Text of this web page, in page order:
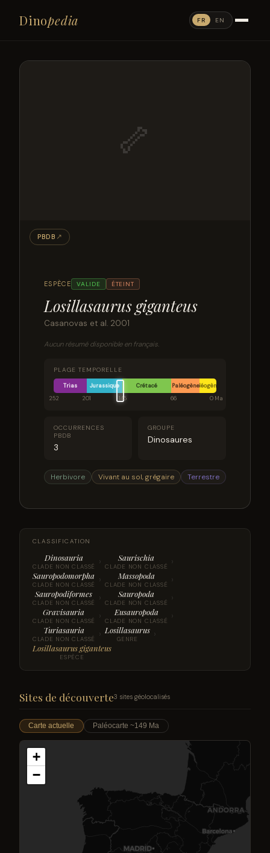
Dinopedia FR EN
ESPÈCE VALIDE ÉTEINT
Losillasaurus giganteus
Casanovas et al. 2001
Aucun résumé disponible en français.
PLAGE TEMPORELLE
Trias Jurassique Crétacé PaléogèneNéogène
252
201 145 66 0 Ma
OCCURRENCES
PBDB
3
GROUPE
Dinosaures
Herbivore Vivant au sol, grégaire Terrestre
🦴
PBDB ↗
CLASSIFICATION
Dinosauria
CLADE NON CLASSÉ › Saurischia
CLADE NON CLASSÉ ›
Sauropodomorpha
CLADE NON CLASSÉ › Massopoda
CLADE NON CLASSÉ ›
Sauropodiformes
CLADE NON CLASSÉ › Sauropoda
CLADE NON CLASSÉ ›
Gravisauria
CLADE NON CLASSÉ › Eusauropoda
CLADE NON CLASSÉ ›
Turiasauria
CLADE NON CLASSÉ › Losillasaurus
GENRE ›
Losillasaurus giganteus
ESPÈCE
Sites de découverte3 sites géolocalisés
Carte actuelle Paléocarte ~149 Ma
+
−